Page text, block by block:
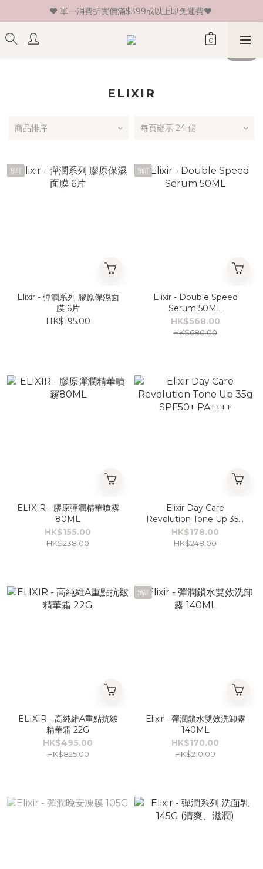
♥ 新會員登記即送HK$30 現金卷♥
♥ 單一消費折實價滿$399或以上即免運費♥
♥ 新會員登記即送HK$30 現金卷♥
ELIXIR
商品排序 每頁顯示 24 個
預訂
Elixir - 彈潤系列 膠原保濕面
膜 6片
HK$195.00
預訂
Elixir - Double Speed
Serum 50ML
HK$568.00
HK$680.00
ELIXIR - 膠原彈潤精華噴霧
80ML
HK$155.00
HK$238.00
Elixir Day Care
Revolution Tone Up 35g
SPF50+ PA++++
HK$178.00
HK$248.00
ELIXIR - 高純維A重點抗皺
精華霜 22G
HK$495.00
HK$825.00
預訂
Elixir - 彈潤鎖水雙效洗卸露
140ML
HK$170.00
HK$210.00